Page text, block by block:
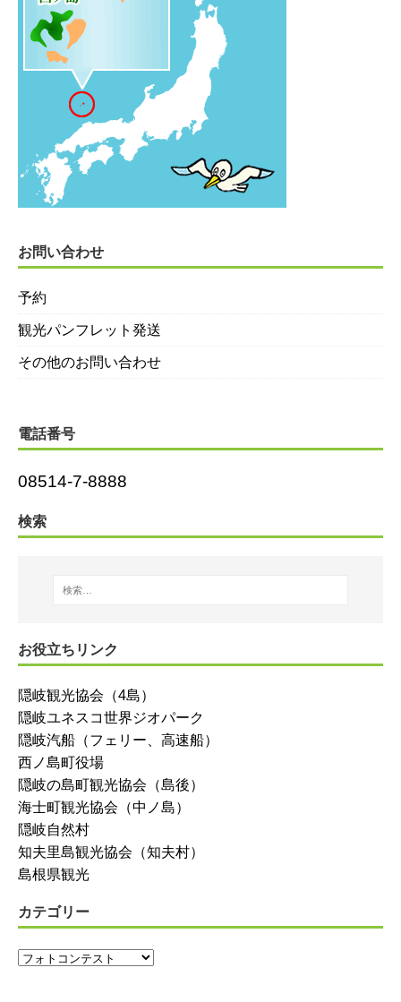
お問い合わせ
予約
観光パンフレット発送
その他のお問い合わせ
電話番号
08514-7-8888
検索
お役立ちリンク
隠岐観光協会（4島）
隠岐ユネスコ世界ジオパーク
隠岐汽船（フェリー、高速船）
西ノ島町役場
隠岐の島町観光協会（島後）
海士町観光協会（中ノ島）
隠岐自然村
知夫里島観光協会（知夫村）
島根県観光
カテゴリー